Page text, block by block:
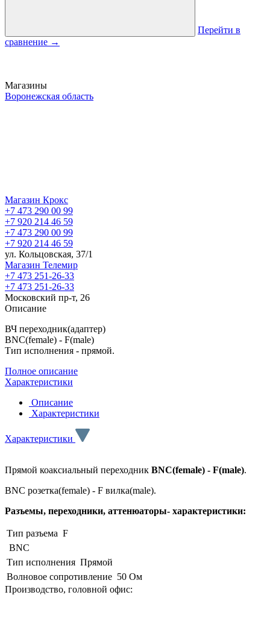
Перейти в
сравнение →
Магазины
Воронежская область
Магазин Крокс
+7 473 290 00 99
+7 920 214 46 59
+7 473 290 00 99
+7 920 214 46 59
ул. Кольцовская, 37/1
Магазин Телемир
+7 473 251-26-33
+7 473 251-26-33
Московский пр-т, 26
Описание
ВЧ переходник(адаптер)
BNC(female) - F(male)
Тип исполнения - прямой.
Полное описание
Характеристики
Описание
Характеристики
Характеристики
Прямой коаксиальный переходник BNC(female) - F(male).
BNC розетка(female) - F вилка(male).
Разъемы, переходники, аттенюаторы- характеристики:
Тип разъема F
BNC
Тип исполнения Прямой
Волновое сопротивление 50 Ом
Производство, головной офис: